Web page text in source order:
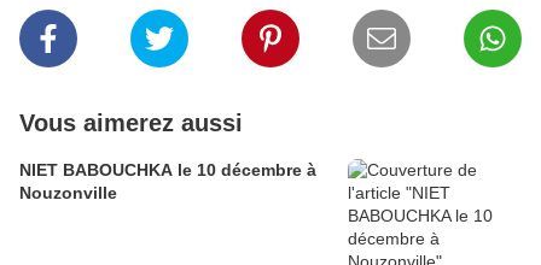
Vous aimerez aussi
NIET BABOUCHKA le 10 décembre à
Nouzonville